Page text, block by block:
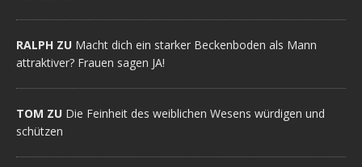
RALPH ZU Macht dich ein starker Beckenboden als Mann
attraktiver? Frauen sagen JA!
TOM ZU Die Feinheit des weiblichen Wesens würdigen und
schützen